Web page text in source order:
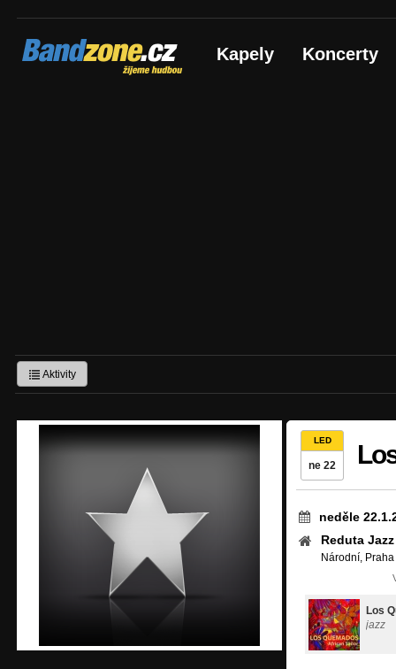
Bandzone.cz
žijeme hudbou Kapely Koncerty
Aktivity
LED
ne 22
neděle
Reduta
Národní,
Los
jazz